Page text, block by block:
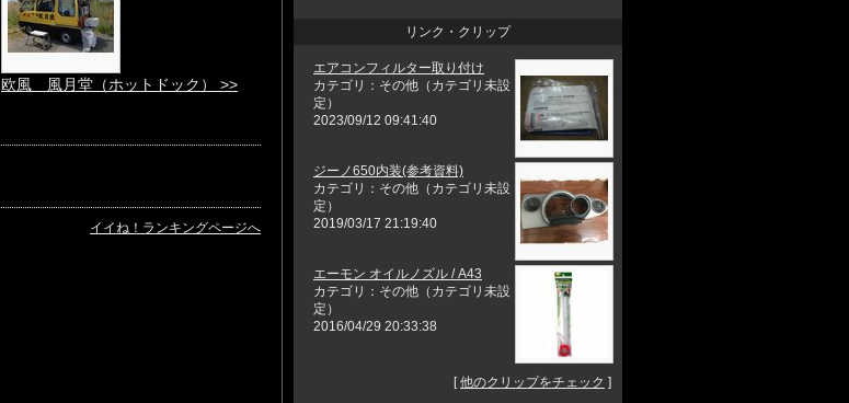
欧風 風月堂（ホットドック） >>
イイね！ランキングページへ
リンク・クリップ
エアコンフィルター取り付け
カテゴリ：その他（カテゴリ未設
定）
2023/09/12 09:41:40
ジーノ650内装(参考資料)
カテゴリ：その他（カテゴリ未設
定）
2019/03/17 21:19:40
エーモン オイルノズル / A43
カテゴリ：その他（カテゴリ未設
定）
2016/04/29 20:33:38
[他のクリップをチェック ]